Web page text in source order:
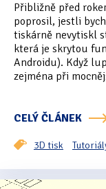
Přibližně před
poprosil, jestli
tiskárně nevytiskl
která je skrytou
Androidu). Když
zejména při
CELÝ ČLÁNEK
3D tisk